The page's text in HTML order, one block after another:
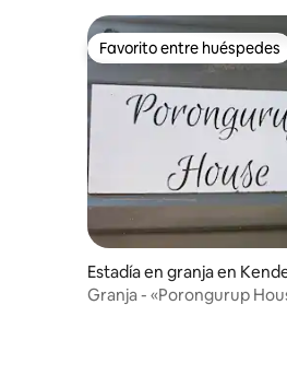
Favorito entre huéspedes
Favorito entre huéspedes
Estadía en granja en
up
Granja - «Porongurup